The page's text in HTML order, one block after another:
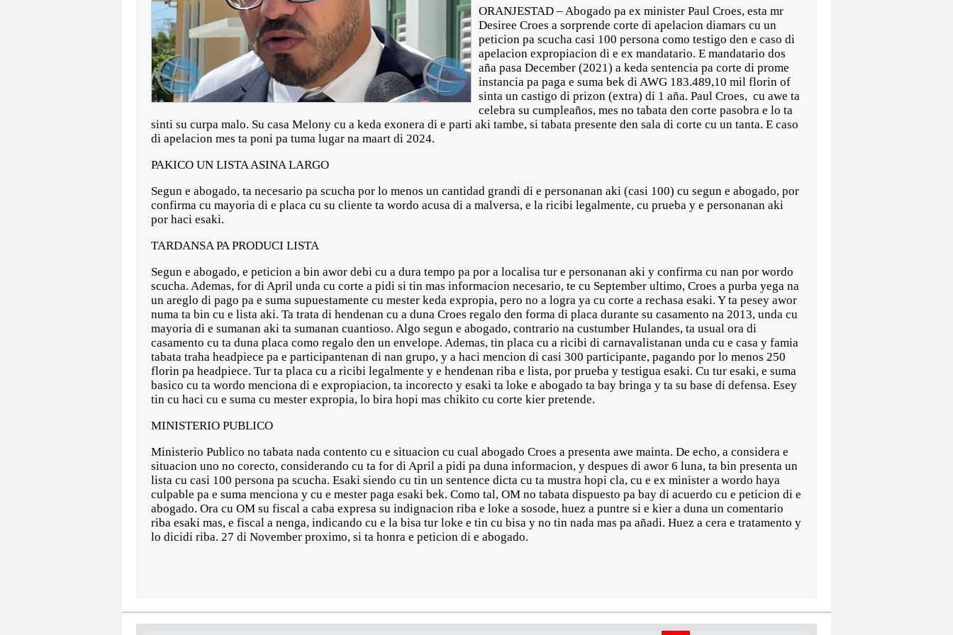
ORANJESTAD – Abogado pa ex minister Paul Croes, esta mr
Desiree Croes a sorprende corte di apelacion diamars cu un
peticion pa scucha casi 100 persona como testigo den e caso di
apelacion expropiacion di e ex mandatario. E mandatario dos
aña pasa December (2021) a keda sentencia pa corte di prome
instancia pa paga e suma bek di AWG 183.489,10 mil florin of
sinta un castigo di prizon (extra) di 1 aña. Paul Croes, cu awe ta
celebra su cumpleaños, mes no tabata den corte pasobra e lo ta
sinti su curpa malo. Su casa Melony cu a keda exonera di e parti aki tambe, si tabata presente den sala di corte cu un tanta. E caso
di apelacion mes ta poni pa tuma lugar na maart di 2024.
PAKICO UN LISTA ASINA LARGO
Segun e abogado, ta necesario pa scucha por lo menos un cantidad grandi di e personanan aki (casi 100) cu segun e abogado, por
confirma cu mayoria di e placa cu su cliente ta wordo acusa di a malversa, e la ricibi legalmente, cu prueba y e personanan aki
por haci esaki.
TARDANSA PA PRODUCI LISTA
Segun e abogado, e peticion a bin awor debi cu a dura tempo pa por a localisa tur e personanan aki y confirma cu nan por wordo
scucha. Ademas, for di April unda cu corte a pidi si tin mas informacion necesario, te cu September ultimo, Croes a purba yega na
un areglo di pago pa e suma supuestamente cu mester keda expropia, pero no a logra ya cu corte a rechasa esaki. Y ta pesey awor
numa ta bin cu e lista aki. Ta trata di hendenan cu a duna Croes regalo den forma di placa durante su casamento na 2013, unda cu
mayoria di e sumanan aki ta sumanan cuantioso. Algo segun e abogado, contrario na custumber Hulandes, ta usual ora di
casamento cu ta duna placa como regalo den un envelope. Ademas, tin placa cu a ricibi di carnavalistanan unda cu e casa y famia
tabata traha headpiece pa e participantenan di nan grupo, y a haci mencion di casi 300 participante, pagando por lo menos 250
florin pa headpiece. Tur ta placa cu a ricibi legalmente y e hendenan riba e lista, por prueba y testigua esaki. Cu tur esaki, e suma
basico cu ta wordo menciona di e expropiacion, ta incorecto y esaki ta loke e abogado ta bay bringa y ta su base di defensa. Esey
tin cu haci cu e suma cu mester expropia, lo bira hopi mas chikito cu corte kier pretende.
MINISTERIO PUBLICO
Ministerio Publico no tabata nada contento cu e situacion cu cual abogado Croes a presenta awe mainta. De echo, a considera e
situacion uno no corecto, considerando cu ta for di April a pidi pa duna informacion, y despues di awor 6 luna, ta bin presenta un
lista cu casi 100 persona pa scucha. Esaki siendo cu tin un sentence dicta cu ta mustra hopi cla, cu e ex minister a wordo haya
culpable pa e suma menciona y cu e mester paga esaki bek. Como tal, OM no tabata dispuesto pa bay di acuerdo cu e peticion di e
abogado. Ora cu OM su fiscal a caba expresa su indignacion riba e loke a sosode, huez a puntre si e kier a duna un comentario
riba esaki mas, e fiscal a nenga, indicando cu e la bisa tur loke e tin cu bisa y no tin nada mas pa añadi. Huez a cera e tratamento y
lo dicidi riba. 27 di November proximo, si ta honra e peticion di e abogado.